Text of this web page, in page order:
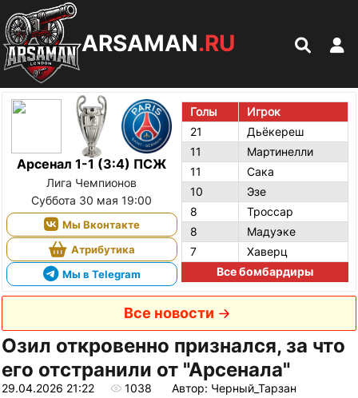
ARSAMAN.RU
Арсенал 1-1 (3:4) ПСЖ
Лига Чемпионов
Суббота 30 мая 19:00
Мы Вконтакте
Атрибутика
Мы в Telegram
Голы
Игрок
21
Дьёкереш
11
Мартинелли
11
Сака
10
Эзе
8
Троссар
8
Мадуэке
7
Хаверц
Все бомбардиры
Все новости
Озил откровенно признался, за что
его отстранили от "Арсенала"
29.04.2026 21:22 1038 Автор: Черный_Тарзан